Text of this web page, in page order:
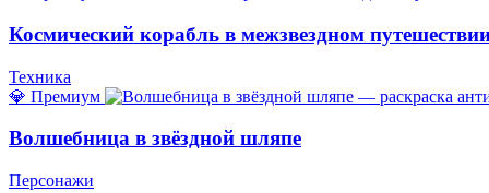
Космический корабль в межзвездном
Техника
💎 Премиум
Волшебница в звёздной шляпе
Персонажи